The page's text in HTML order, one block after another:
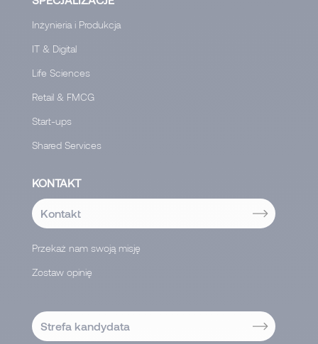
Inżynieria i Produkcja
IT & Digital
Life Sciences
Retail & FMCG
Start-ups
Shared Services
KONTAKT
Kontakt
Przekaż nam swoją misję
Zostaw opinię
Strefa kandydata